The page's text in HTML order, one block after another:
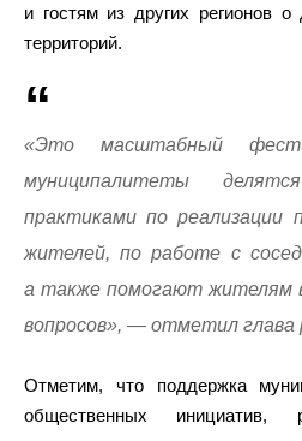
и гостям из других регионов о
территорий.
«Это масштабный
муниципалитеты
практиками по реализации
жителей, по работе с
а также помогают жителям
вопросов», — отметил глава
Отметим, что поддержка
общественных инициатив,